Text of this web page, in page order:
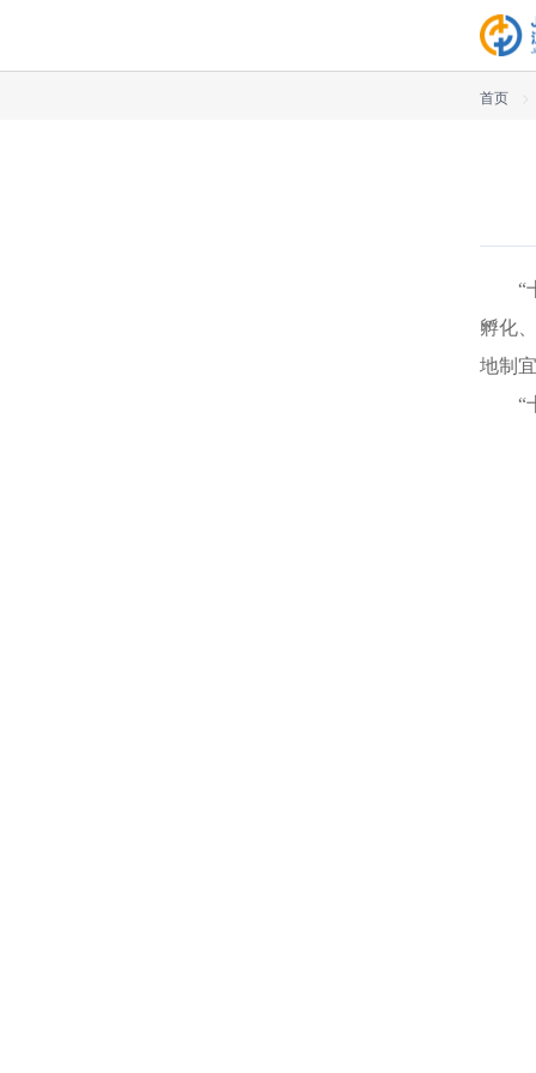
首页
“
孵化
地制
“